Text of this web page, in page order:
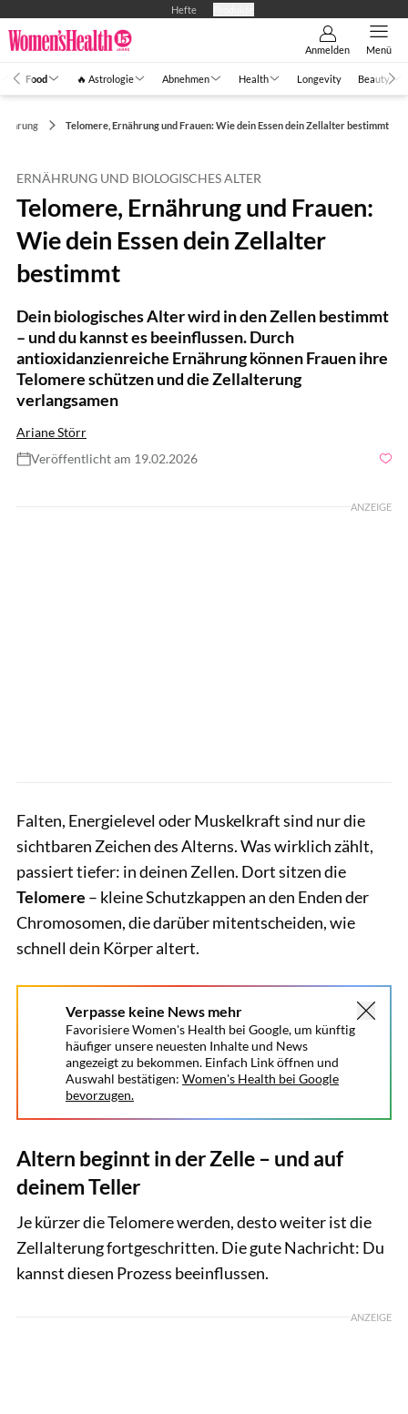
Hefte
Anmelden Menü
Food 🔥 Astrologie Abnehmen Health Longevity Beauty
Telomere, Ernährung und Frauen: Wie dein Essen dein Zellalter bestimmt
ERNÄHRUNG UND BIOLOGISCHES ALTER
Telomere, Ernährung und Frauen:
Wie dein Essen dein Zellalter
bestimmt
Dein biologisches Alter wird in den Zellen bestimmt
– und du kannst es beeinflussen. Durch
antioxidanzienreiche Ernährung können Frauen ihre
Telomere schützen und die Zellalterung
verlangsamen
Ariane Störr
Veröffentlicht am 19.02.2026
ANZEIGE
Falten, Energielevel oder Muskelkraft sind nur die
sichtbaren Zeichen des Alterns. Was wirklich zählt,
passiert tiefer: in deinen Zellen. Dort sitzen die
Telomere – kleine Schutzkappen an den Enden der
Chromosomen, die darüber mitentscheiden, wie
schnell dein Körper altert.
Verpasse keine News mehr
Favorisiere Women's Health bei Google, um künftig
häufiger unsere neuesten Inhalte und News
angezeigt zu bekommen. Einfach Link öffnen und
Auswahl bestätigen: Women's Health bei Google
bevorzugen.
Altern beginnt in der Zelle – und auf
deinem Teller
Je kürzer die Telomere werden, desto weiter ist die
Zellalterung fortgeschritten. Die gute Nachricht: Du
kannst diesen Prozess beeinflussen.
ANZEIGE